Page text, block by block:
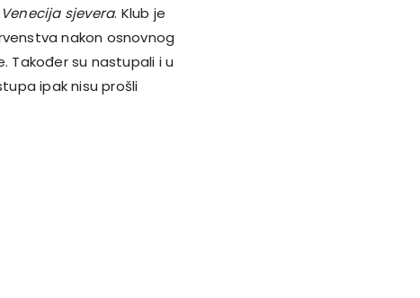
Venecija sjevera. Klub je
nakon osnovnog
Također su nastupali i u
ipak nisu prošli